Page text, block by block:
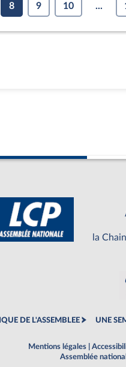
8 9 10 ...
la
DE L'ASSEMBLEE UNE
Mentions légales
Assemblée